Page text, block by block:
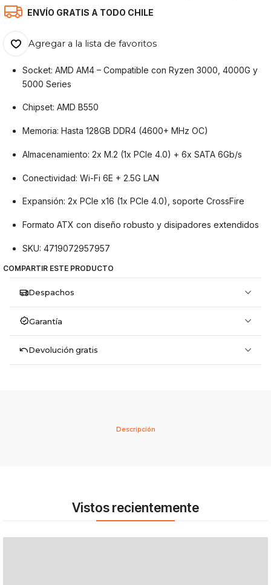
ENVÍO GRATIS A TODO CHILE
Agregar a la lista de favoritos
Socket: AMD AM4 – Compatible con Ryzen 3000, 4000G y
5000 Series
Chipset: AMD B550
Memoria: Hasta 128GB DDR4 (4600+ MHz OC)
Almacenamiento: 2x M.2 (1x PCIe 4.0) + 6x SATA 6Gb/s
Conectividad: Wi-Fi 6E + 2.5G LAN
Expansión: 2x PCIe x16 (1x PCIe 4.0), soporte CrossFire
Formato ATX con diseño robusto y disipadores extendidos
SKU: 4719072957957
COMPARTIR ESTE PRODUCTO
Despachos
Garantía
Devolución gratis
Descripción
Vistos recientemente